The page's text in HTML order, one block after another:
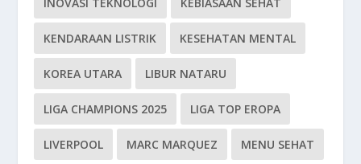
KENDARAAN LISTRIK KESEHATAN MENTAL
KOREA UTARA LIBUR NATARU
LIGA CHAMPIONS 2025 LIGA TOP EROPA
LIVERPOOL MARC MARQUEZ MENU SEHAT